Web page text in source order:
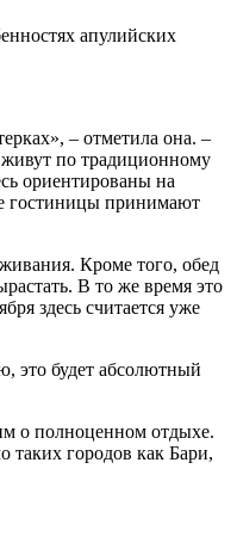
апулийских
– отметила она. –
живут по традиционному
ориентированы на
гостиницы принимают
Кроме того, обед
В то же время это
здесь считается уже
это будет абсолютный
о полноценном отдыхе.
таких городов как Бари,